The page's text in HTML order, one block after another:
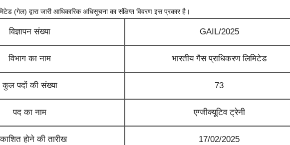
(गेल) द्वारा जारी आधिकारिक अधिसूचना का संक्षिप्त विवरण इस प्रकार है।
विज्ञापन संख्या GAIL/2025
विभाग का नाम भारतीय गैस प्राधिकरण लिमिटेड
कुल पदों की संख्या 73
पद का नाम एग्जीक्यूटिव ट्रेनी
होने की तारीख 17/02/2025